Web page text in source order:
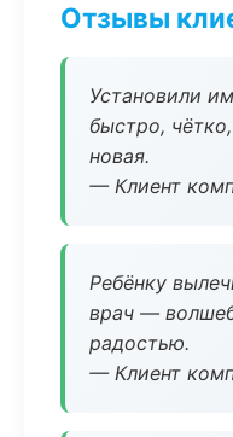
Отзывы
Установили
быстро,
новая.
— Клиент
Ребёнку
врач —
радостью.
— Клиент